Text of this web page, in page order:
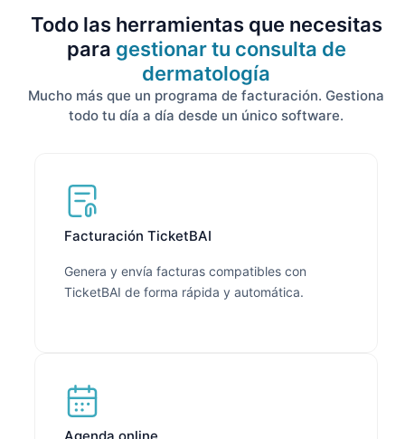
Todo las herramientas que necesitas
para gestionar tu consulta de
dermatología
Mucho más que un programa de facturación. Gestiona
todo tu día a día desde un único software.
Facturación TicketBAI
Genera y envía facturas compatibles con
TicketBAI de forma rápida y automática.